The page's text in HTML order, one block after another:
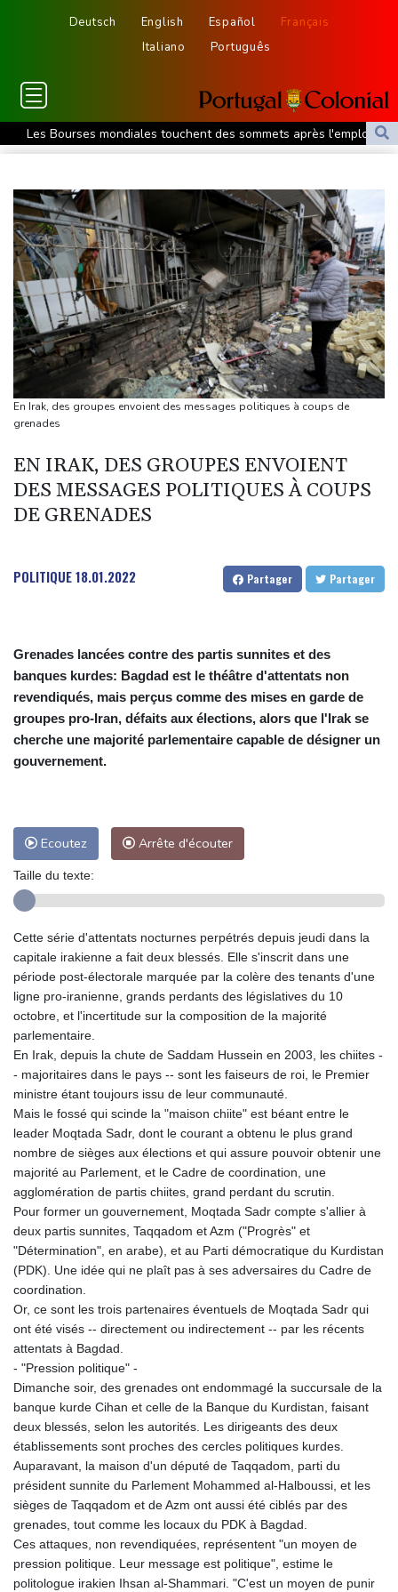
Deutsch English Español
Français
Italiano
Português
Les Bourses mondiales touchent des sommets après l'emploi
américain
dans une région pétrolifère
Tour de France: Niewiadoma, géante de Provence
La Bourse de Paris termine en hausse et poursuit sa course aux
records
Tour de France: Niewiadoma s'impose au sommet du Ventoux et
endosse le maillot jaune
Canicules et sécheresse : un été de pertes et de désespoir pour
l'agriculture
Culottes menstruelles : les règles du remboursement précisées
fusillade mortelle
Emploi américain moins bon que prévu, les Bourses en hausse
Dans les ruines de Gaza, la laborieuse renaissance de
En Irak, des groupes envoient des messages politiques à coups de
grenades
EN IRAK, DES GROUPES ENVOIENT
DES MESSAGES POLITIQUES À COUPS
DE GRENADES
POLITIQUE18.01.2022 Partager Partager
Grenades lancées contre des partis sunnites et des
banques kurdes: Bagdad est le théâtre d'attentats non
revendiqués, mais perçus comme des mises en garde de
groupes pro-Iran, défaits aux élections, alors que l'Irak se
cherche une majorité parlementaire capable de désigner un
gouvernement.
Ecoutez Arrête d'écouter
Taille du texte:
Cette série d'attentats nocturnes perpétrés depuis jeudi dans la
capitale irakienne a fait deux blessés. Elle s'inscrit dans une
période post-électorale marquée par la colère des tenants d'une
ligne pro-iranienne, grands perdants des législatives du 10
octobre, et l'incertitude sur la composition de la majorité
parlementaire.
En Irak, depuis la chute de Saddam Hussein en 2003, les chiites -
- majoritaires dans le pays -- sont les faiseurs de roi, le Premier
ministre étant toujours issu de leur communauté.
Mais le fossé qui scinde la "maison chiite" est béant entre le
leader Moqtada Sadr, dont le courant a obtenu le plus grand
nombre de sièges aux élections et qui assure pouvoir obtenir une
majorité au Parlement, et le Cadre de coordination, une
agglomération de partis chiites, grand perdant du scrutin.
Pour former un gouvernement, Moqtada Sadr compte s'allier à
deux partis sunnites, Taqqadom et Azm ("Progrès" et
"Détermination", en arabe), et au Parti démocratique du Kurdistan
(PDK). Une idée qui ne plaît pas à ses adversaires du Cadre de
coordination.
Or, ce sont les trois partenaires éventuels de Moqtada Sadr qui
ont été visés -- directement ou indirectement -- par les récents
attentats à Bagdad.
- "Pression politique" -
Dimanche soir, des grenades ont endommagé la succursale de la
banque kurde Cihan et celle de la Banque du Kurdistan, faisant
deux blessés, selon les autorités. Les dirigeants des deux
établissements sont proches des cercles politiques kurdes.
Auparavant, la maison d'un député de Taqqadom, parti du
président sunnite du Parlement Mohammed al-Halboussi, et les
sièges de Taqqadom et de Azm ont aussi été ciblés par des
grenades, tout comme les locaux du PDK à Bagdad.
Ces attaques, non revendiquées, représentent "un moyen de
pression politique. Leur message est politique", estime le
politologue irakien Ihsan al-Shammari. "C'est un moyen de punir